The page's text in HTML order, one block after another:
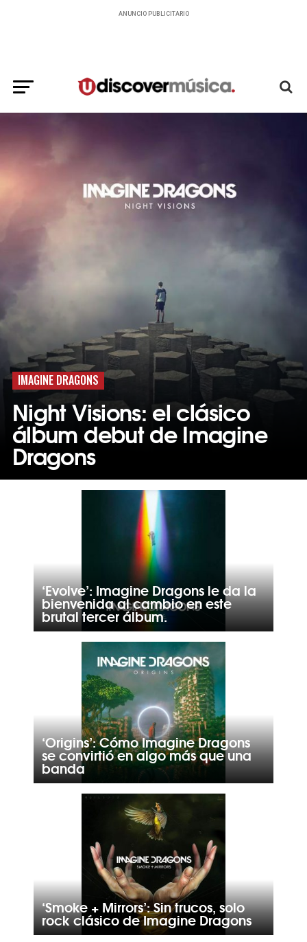
ANUNCIO PUBLICITARIO
IMAGINE DRAGONS
Night Visions: el clásico
álbum debut de Imagine
Dragons
‘Evolve’: Imagine Dragons le da la
bienvenida al cambio en este
brutal tercer álbum.
‘Origins’: Cómo Imagine Dragons
se convirtió en algo más que una
banda
‘Smoke + Mirrors’: Sin trucos, solo
rock clásico de Imagine Dragons